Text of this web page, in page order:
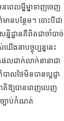
េលម្នីម្នា​ទាញចេញ
មានបន្ថែម។ ទោះបីជា
ន្និដ្ឋានគឺពិតជាចាំបាច់
ងនាបច្ចុប្បន្ននេះ
ផលជាក់លាក់នានាជា
ាលថៃមិនបានប្តេជ្ញា
ាតិឱ្យបានពេញលេញ
ច្បាប់​កំណត់